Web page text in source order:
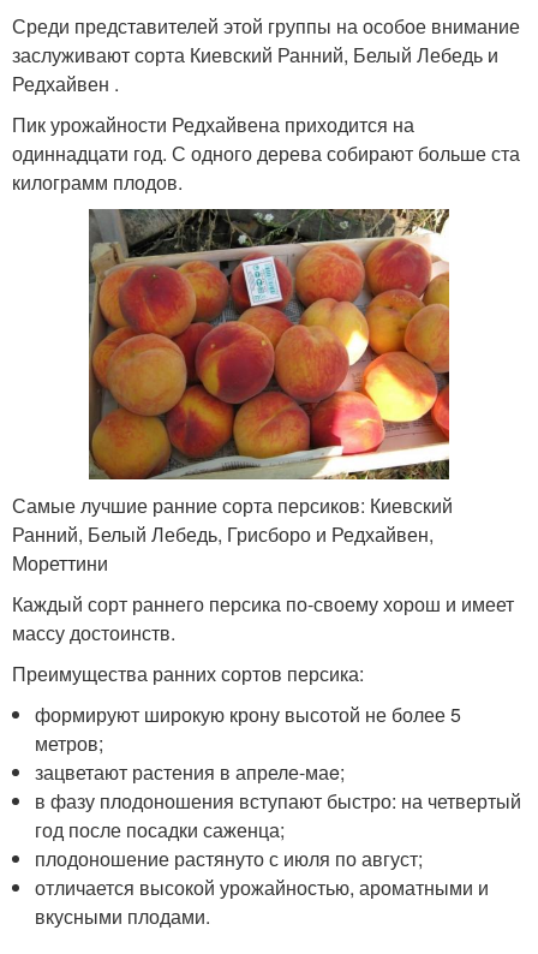
Среди представителей этой группы на особое внимание
заслуживают сорта Киевский Ранний, Белый Лебедь и
Редхайвен .
Пик урожайности Редхайвена приходится на
одиннадцати год. С одного дерева собирают больше ста
килограмм плодов.
Самые лучшие ранние сорта персиков: Киевский
Ранний, Белый Лебедь, Грисборо и Редхайвен,
Мореттини
Каждый сорт раннего персика по-своему хорош и имеет
массу достоинств.
Преимущества ранних сортов персика:
формируют широкую крону высотой не более 5
метров;
зацветают растения в апреле-маe;
в фазу плодоношения вступают быстро: на четвертый
год после посадки саженца;
плодоношение растянуто с июля по август;
отличается высокой урожайностью, ароматными и
вкусными плодами.